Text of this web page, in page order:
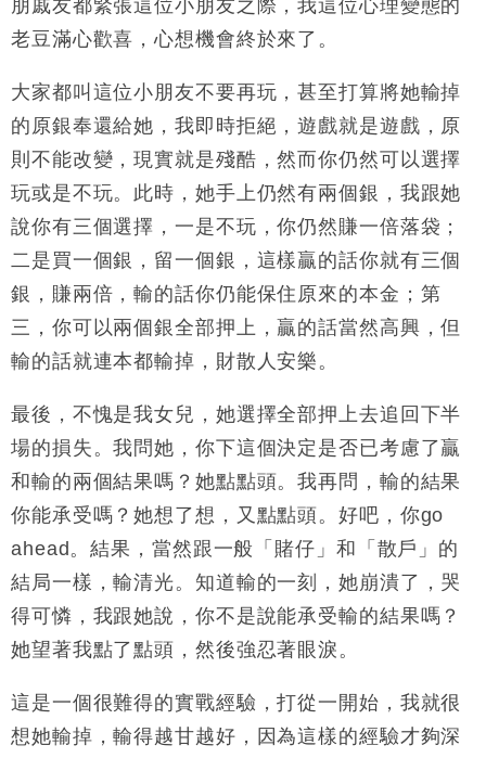
朋戚友都緊張這位小朋友之際，我這位心理變態的
老豆滿心歡喜，心想機會終於來了。
大家都叫這位小朋友不要再玩，甚至打算將她輸掉
的原銀奉還給她，我即時拒絕，遊戲就是遊戲，原
則不能改變，現實就是殘酷，然而你仍然可以選擇
玩或是不玩。此時，她手上仍然有兩個銀，我跟她
說你有三個選擇，一是不玩，你仍然賺一倍落袋；
二是買一個銀，留一個銀，這樣贏的話你就有三個
銀，賺兩倍，輸的話你仍能保住原來的本金；第
三，你可以兩個銀全部押上，贏的話當然高興，但
輸的話就連本都輸掉，財散人安樂。
最後，不愧是我女兒，她選擇全部押上去追回下半
場的損失。我問她，你下這個決定是否已考慮了贏
和輸的兩個結果嗎？她點點頭。我再問，輸的結果
你能承受嗎？她想了想，又點點頭。好吧，你go
ahead。結果，當然跟一般「賭仔」和「散戶」的
結局一樣，輸清光。知道輸的一刻，她崩潰了，哭
得可憐，我跟她說，你不是說能承受輸的結果嗎？
她望著我點了點頭，然後強忍著眼淚。
這是一個很難得的實戰經驗，打從一開始，我就很
想她輸掉，輸得越甘越好，因為這樣的經驗才夠深